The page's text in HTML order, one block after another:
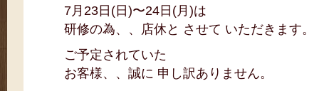
7月23日(日)〜24日(月)は
研修の為、、店休と させて いただきます。
ご予定されていた
お客様、、誠に 申し訳ありません。